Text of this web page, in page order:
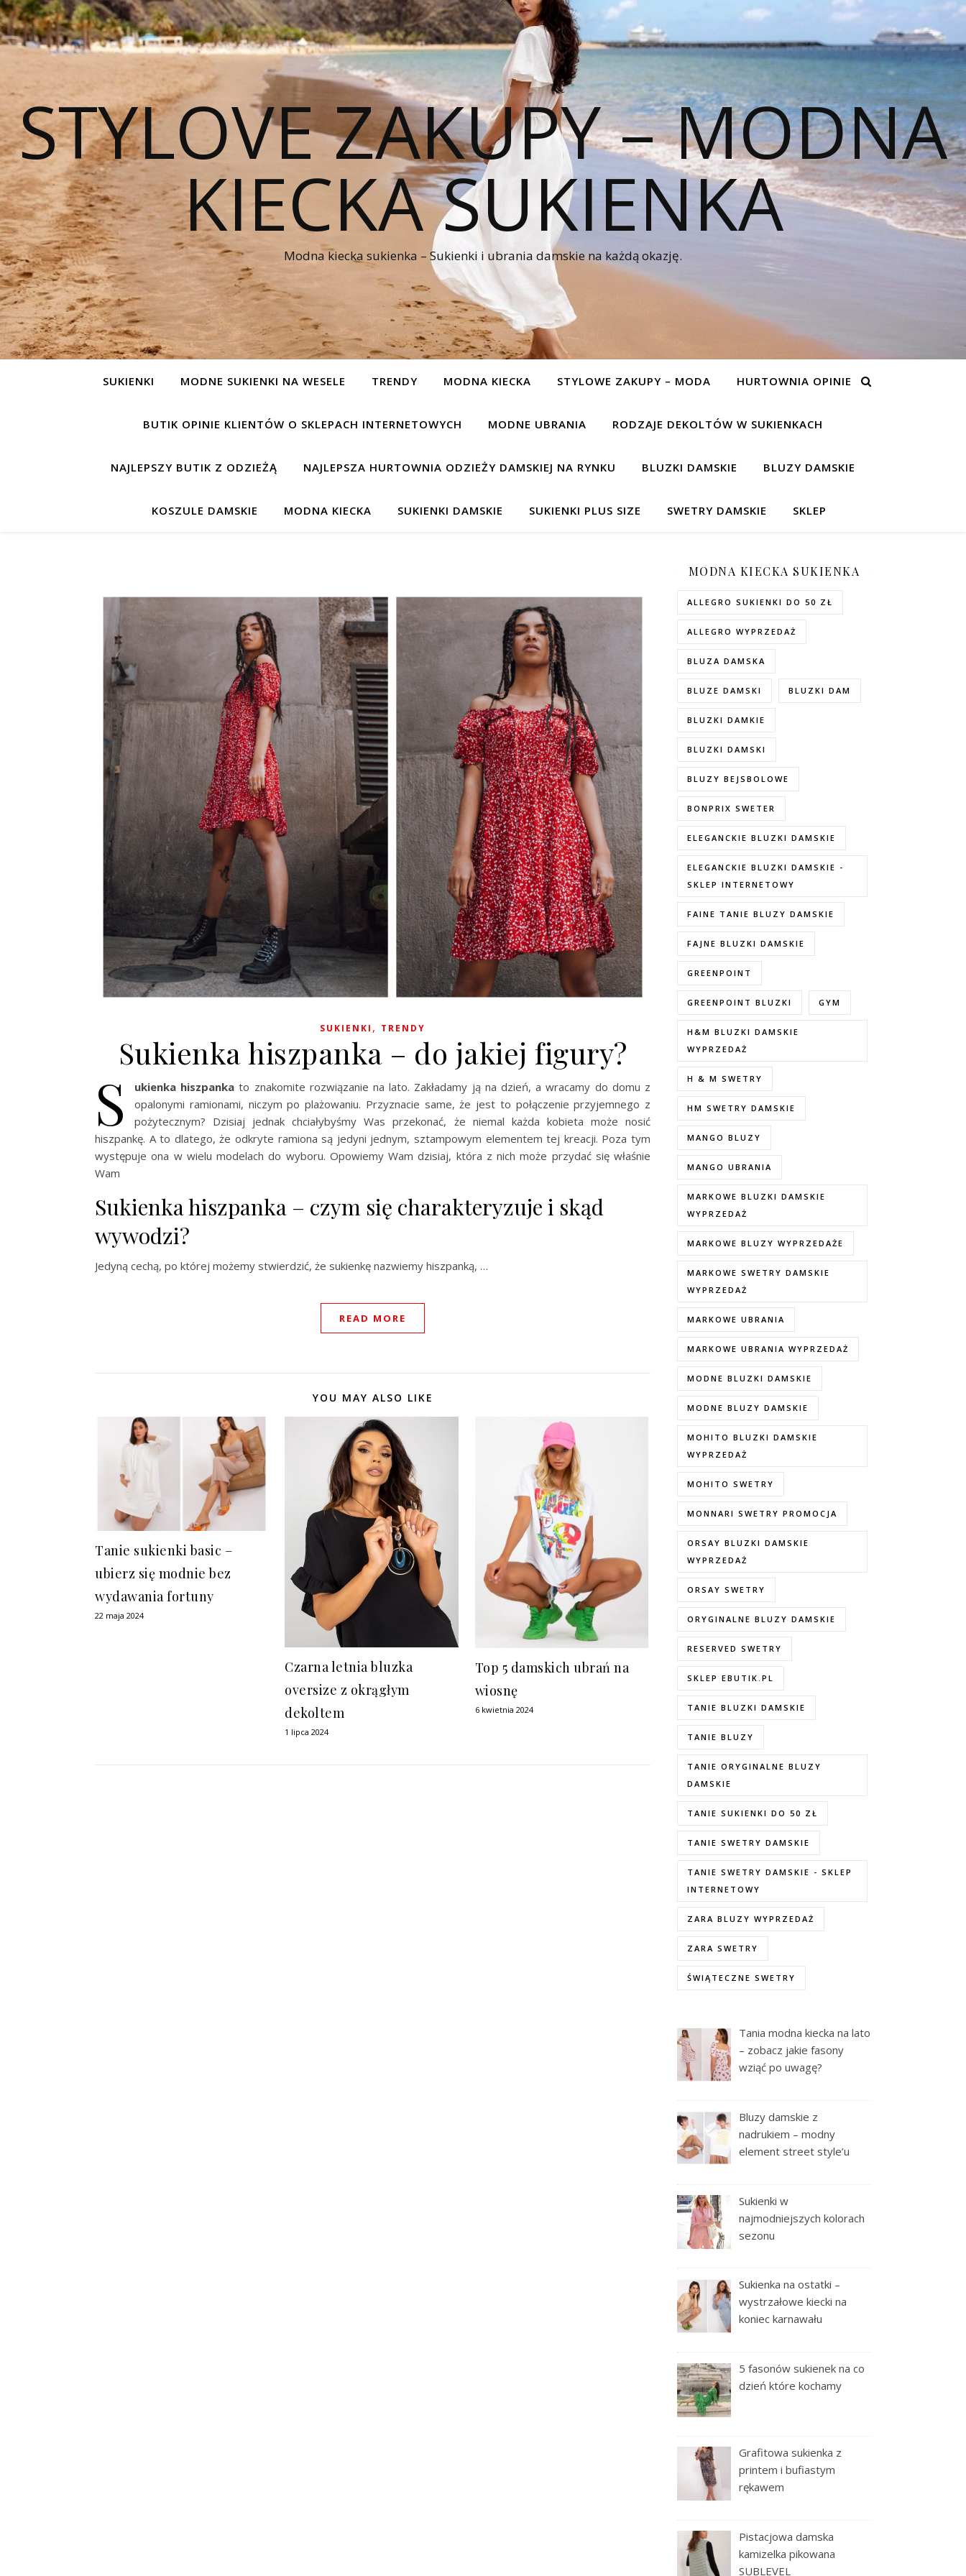
STYLOVE ZAKUPY – MODNA
KIECKA SUKIENKA
Modna kiecka sukienka – Sukienki i ubrania damskie na każdą okazję.
SUKIENKI MODNE SUKIENKI NA WESELE TRENDY MODNA KIECKA STYLOWE ZAKUPY – MODA HURTOWNIA OPINIE
BUTIK OPINIE KLIENTÓW O SKLEPACH INTERNETOWYCH MODNE UBRANIA RODZAJE DEKOLTÓW W SUKIENKACH
NAJLEPSZY BUTIK Z ODZIEŻĄ NAJLEPSZA HURTOWNIA ODZIEŻY DAMSKIEJ NA RYNKU BLUZKI DAMSKIE BLUZY DAMSKIE
KOSZULE DAMSKIE MODNA KIECKA SUKIENKI DAMSKIE SUKIENKI PLUS SIZE SWETRY DAMSKIE SKLEP
SUKIENKI , TRENDY
Sukienka hiszpanka – do jakiej figury?
S ukienka hiszpanka to znakomite rozwiązanie na lato. Zakładamy ją na dzień, a wracamy do domu z
opalonymi ramionami, niczym po plażowaniu. Przyznacie same, że jest to połączenie przyjemnego z
pożytecznym? Dzisiaj jednak chciałybyśmy Was przekonać, że niemal każda kobieta może nosić
hiszpankę. A to dlatego, że odkryte ramiona są jedyni jednym, sztampowym elementem tej kreacji. Poza tym
występuje ona w wielu modelach do wyboru. Opowiemy Wam dzisiaj, która z nich może przydać się właśnie
Wam
Sukienka hiszpanka – czym się charakteryzuje i skąd
wywodzi?
Jedyną cechą, po której możemy stwierdzić, że sukienkę nazwiemy hiszpanką, …
READ MORE
YOU MAY ALSO LIKE
Tanie sukienki basic –
ubierz się modnie bez
wydawania fortuny
22 maja 2024
Czarna letnia bluzka
oversize z okrągłym
dekoltem
1 lipca 2024
Top 5 damskich ubrań na
wiosnę
6 kwietnia 2024
MODNA KIECKA SUKIENKA
ALLEGRO SUKIENKI DO 50 ZŁ
ALLEGRO WYPRZEDAŻ
BLUZA DAMSKA
BLUZE DAMSKI BLUZKI DAM
BLUZKI DAMKIE
BLUZKI DAMSKI
BLUZY BEJSBOLOWE
BONPRIX SWETER
ELEGANCKIE BLUZKI DAMSKIE
ELEGANCKIE BLUZKI DAMSKIE -
SKLEP INTERNETOWY
FAINE TANIE BLUZY DAMSKIE
FAJNE BLUZKI DAMSKIE
GREENPOINT
GREENPOINT BLUZKI GYM
H&M BLUZKI DAMSKIE
WYPRZEDAŻ
H & M SWETRY
HM SWETRY DAMSKIE
MANGO BLUZY
MANGO UBRANIA
MARKOWE BLUZKI DAMSKIE
WYPRZEDAŻ
MARKOWE BLUZY WYPRZEDAŻE
MARKOWE SWETRY DAMSKIE
WYPRZEDAŻ
MARKOWE UBRANIA
MARKOWE UBRANIA WYPRZEDAŻ
MODNE BLUZKI DAMSKIE
MODNE BLUZY DAMSKIE
MOHITO BLUZKI DAMSKIE
WYPRZEDAŻ
MOHITO SWETRY
MONNARI SWETRY PROMOCJA
ORSAY BLUZKI DAMSKIE
WYPRZEDAŻ
ORSAY SWETRY
ORYGINALNE BLUZY DAMSKIE
RESERVED SWETRY
SKLEP EBUTIK.PL
TANIE BLUZKI DAMSKIE
TANIE BLUZY
TANIE ORYGINALNE BLUZY
DAMSKIE
TANIE SUKIENKI DO 50 ZŁ
TANIE SWETRY DAMSKIE
TANIE SWETRY DAMSKIE - SKLEP
INTERNETOWY
ZARA BLUZY WYPRZEDAŻ
ZARA SWETRY
ŚWIĄTECZNE SWETRY
Tania modna kiecka na lato
– zobacz jakie fasony
wziąć po uwagę?
Bluzy damskie z
nadrukiem – modny
element street style’u
Sukienki w
najmodniejszych kolorach
sezonu
Sukienka na ostatki –
wystrzałowe kiecki na
koniec karnawału
5 fasonów sukienek na co
dzień które kochamy
Grafitowa sukienka z
printem i bufiastym
rękawem
Pistacjowa damska
kamizelka pikowana
SUBLEVEL